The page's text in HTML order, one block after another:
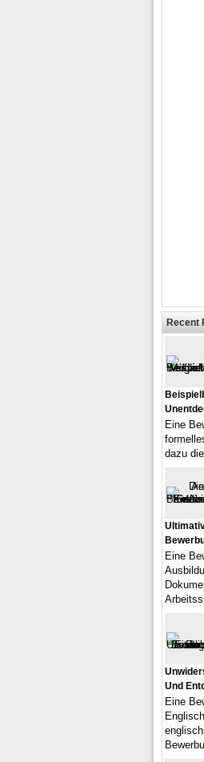
Recent
Eine
dazu
Eine
Und Entd
Eine